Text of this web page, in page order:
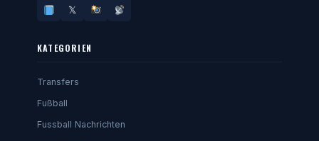
𝕏
KATEGORIEN
Transfers
Fußball
Fussball Nachrichten